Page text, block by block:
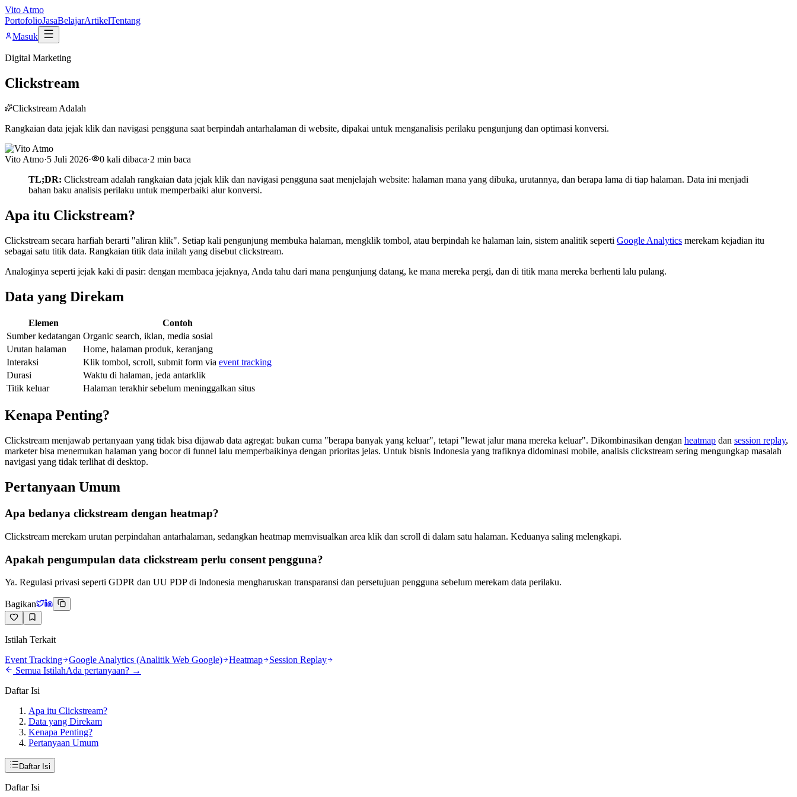
Vito Atmo
PortofolioJasaBelajarArtikelTentang
Masuk
Digital Marketing
Clickstream
Clickstream Adalah
Rangkaian data jejak klik dan navigasi pengguna saat berpindah antarhalaman di website, dipakai untuk menganalisis perilaku pengunjung dan optimasi konversi.
Vito Atmo·5 Juli 2026· 0 kali dibaca·2 min baca
TL;DR: Clickstream adalah rangkaian data jejak klik dan navigasi pengguna saat menjelajah website: halaman mana yang dibuka, urutannya, dan berapa lama di tiap halaman. Data ini menjadi
bahan baku analisis perilaku untuk memperbaiki alur konversi.
Apa itu Clickstream?
Clickstream secara harfiah berarti "aliran klik". Setiap kali pengunjung membuka halaman, mengklik tombol, atau berpindah ke halaman lain, sistem analitik seperti Google Analytics merekam kejadian itu
sebagai satu titik data. Rangkaian titik data inilah yang disebut clickstream.
Analoginya seperti jejak kaki di pasir: dengan membaca jejaknya, Anda tahu dari mana pengunjung datang, ke mana mereka pergi, dan di titik mana mereka berhenti lalu pulang.
Data yang Direkam
Elemen
Contoh
Sumber kedatangan Organic search, iklan, media sosial
Urutan halaman
Home, halaman produk, keranjang
Interaksi
Klik tombol, scroll, submit form via event tracking
Durasi
Waktu di halaman, jeda antarklik
Titik keluar
Halaman terakhir sebelum meninggalkan situs
Kenapa Penting?
Clickstream menjawab pertanyaan yang tidak bisa dijawab data agregat: bukan cuma "berapa banyak yang keluar", tetapi "lewat jalur mana mereka keluar". Dikombinasikan dengan heatmap dan session replay,
marketer bisa menemukan halaman yang bocor di funnel lalu memperbaikinya dengan prioritas jelas. Untuk bisnis Indonesia yang trafiknya didominasi mobile, analisis clickstream sering mengungkap masalah
navigasi yang tidak terlihat di desktop.
Pertanyaan Umum
Apa bedanya clickstream dengan heatmap?
Clickstream merekam urutan perpindahan antarhalaman, sedangkan heatmap memvisualkan area klik dan scroll di dalam satu halaman. Keduanya saling melengkapi.
Apakah pengumpulan data clickstream perlu consent pengguna?
Ya. Regulasi privasi seperti GDPR dan UU PDP di Indonesia mengharuskan transparansi dan persetujuan pengguna sebelum merekam data perilaku.
Bagikan
Istilah Terkait
Event Tracking
Google Analytics (Analitik Web Google) Heatmap
Session Replay
Semua IstilahAda pertanyaan? →
Daftar Isi
Apa itu Clickstream?
Data yang Direkam
Kenapa Penting?
Pertanyaan Umum
Daftar Isi
Daftar Isi